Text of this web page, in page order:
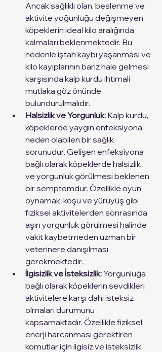
Ancak sağlıklı olan, beslenme ve
aktivite yoğunluğu değişmeyen
köpeklerin ideal kilo aralığında
kalmaları beklenmektedir. Bu
nedenle iştah kaybı yaşanması ve
kilo kayıplarının bariz hale gelmesi
karşısında kalp kurdu ihtimali
mutlaka göz önünde
bulundurulmalıdır.
Halsizlik ve Yorgunluk: Kalp kurdu,
köpeklerde yaygın enfeksiyona
neden olabilen bir sağlık
sorunudur. Gelişen enfeksiyona
bağlı olarak köpeklerde halsizlik
ve yorgunluk görülmesi beklenen
bir semptomdur. Özellikle oyun
oynamak, koşu ve yürüyüş gibi
fiziksel aktivitelerden sonrasında
aşırı yorgunluk görülmesi halinde
vakit kaybetmeden uzman bir
veterinere danışılması
gerekmektedir.
İlgisizlik ve İsteksizlik: Yorgunluğa
bağlı olarak köpeklerin sevdikleri
aktivitelere karşı dahi isteksiz
olmaları durumunu
kapsamaktadır. Özellikle fiziksel
enerji harcanması gerektiren
komutlar için ilgisiz ve isteksizlik